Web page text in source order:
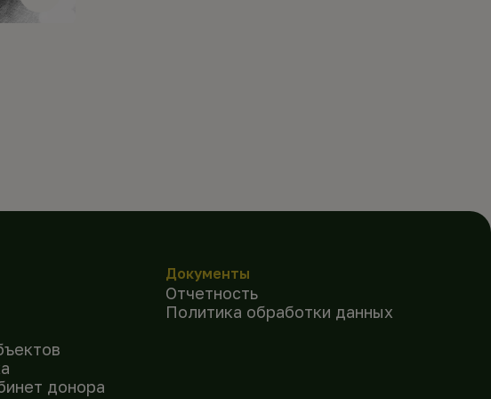
донора
Документы
Отчетность
Политика обработки данных